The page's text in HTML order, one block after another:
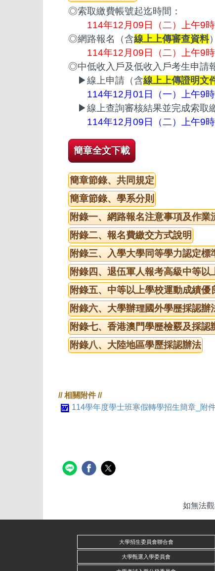
◎索取繳費帳號起迄時間：
114年12月09日（二）上午9
◎網路報名（含線上上傳審查資料
114年12月09日（二）上午9
◎中低收入戶及低收入戶考生申請
▶線上申請（含線上上傳證明文
114年12月01日（一）上午9
▶線上查詢審核結果並完成索取
114年12月09日（二）上午9
簡章全文下載
簡章節錄、共同規定
簡章節錄、學系分則
附錄一、網路報名注意事項及作業
附錄二、報名費繳交方式說明
附錄三、入學大學同等學力認定標
附錄四、退伍軍人報考高級中等以
附錄五、中等以上學校運動成績優
附錄六、大學辦理國外學歷採認辦
附錄七、香港澳門學歷檢覈及採認
附錄八、大陸地區學歷採認辦法
114學年度學士班寒假轉學招生簡章_附
如無法
大學招生委員會聯合會
大學甄選入學委員會